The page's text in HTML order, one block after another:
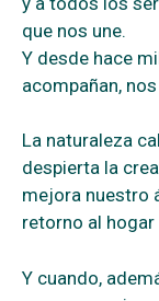
que nos une.
Y desde hace
acompañan,
La naturaleza
despierta la
mejora nuestro
retorno al hogar
Y cuando,